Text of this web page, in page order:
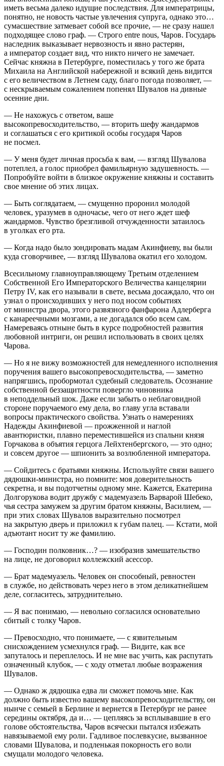
иметь весьма далеко идущие последствия. Для императрицы,
понятно, не новость частые увлечения супруга, однако это…
сумасшествие затмевает собой все прочие, — не сразу нашел
подходящее слово граф. — Строго entre nous, Чаров. Государь
наследник выказывает нервозность и явно растерян,
а император создает вид, что никто ничего не замечает.
Сейчас княжна в Петербурге, поместилась у того же брата
Михаила на Английской набережной и всякий день видится
с его величеством в Летнем саду, благо погода позволяет, —
с нескрываемым сожалением попенял Шувалов на дивные
осенние дни.
— Не нахожусь с ответом, ваше
высокопревосходительство, — вторить шефу жандармов
и соглашаться с его критикой особы государя Чаров
не посмел.
— У меня будет личная просьба к вам, — взгляд Шувалова
потеплел, а голос приобрел фамильярную задушевность. —
Попробуйте войти в близкое окружение княжны и составить
свое мнение об этих лицах.
— Быть соглядатаем, — смущенно проронил молодой
человек, уразумев в одночасье, чего от него ждет шеф
жандармов. Чувство брезгливой отчужденности затаилось
в уголках его рта.
— Когда надо было зондировать мадам Акинфиеву, вы были
куда сговорчивее, — взгляд Шувалова окатил его холодом.
Всесильному главноуправляющему Третьим отделением
Собственной Его Императорского Величества канцелярии
Петру IV, как его называли в свете, весьма досаждало, что он
узнал о происходивших у него под носом событиях
от министра двора, этого развязного фанфарона Адлерберга
с канареечными мозгами, а не догадался обо всем сам.
Намереваясь отныне быть в курсе подробностей развития
любовной интриги, он решил использовать в своих целях
Чарова.
— Но я не вижу возможностей для немедленного исполнения
поручения вашего высокопревосходительства, — заметно
напрягшись, пробормотал судебный следователь. Осознание
собственной беззащитности повергло чиновника
в неподдельный шок. Даже если забыть о неблаговидной
стороне поручаемого ему дела, во главу угла вставали
вопросы практического свойства. Узнать о намерениях
Надежды Акинфиевой — прожженной и наглой
авантюристки, плавно переместившейся из спальни князя
Горчакова в объятия герцога Лейхтенбергского, — это одно;
и совсем другое — шпионить за возлюбленной императора.
— Сойдитесь с братьями княжны. Используйте связи вашего
дядюшки-министра, но помните: моя доверительность
секретна, и вы подотчетны одному мне. Кажется, Екатерина
Долгорукова водит дружбу с мадемуазель Варварой Шебеко,
чья сестра замужем за другим братом княжны, Василием, —
при этих словах Шувалов выразительно посмотрел
на закрытую дверь и приложил к губам палец. — Кстати, мой
адъютант носит ту же фамилию.
— Господин полковник…? — изобразив замешательство
на лице, не договорил коллежский асессор.
— Брат мадемуазель. Человек он способный, ревностен
в службе, но действовать через него в этом деликатнейшем
деле, согласитесь, затруднительно.
— Я вас понимаю, — невольно согласился основательно
сбитый с толку Чаров.
— Превосходно, что понимаете, — с язвительным
снисхождением усмехнулся граф. — Видите, как все
запуталось и переплелось. И не мне вас учить, как распутать
означенный клубок, — с ходу отметал любые возражения
Шувалов.
— Однако ж дядюшка едва ли сможет помочь мне. Как
должно быть известно вашему высокопревосходительству, он
нынче с семьей в Берлине и вернется в Петербург не ранее
середины октября, да и… — цепляясь за всплывавшие в его
голове обстоятельства, Чаров всячески пытался избежать
навязываемой ему роли. Гадливое послевкусие, вызванное
словами Шувалова, и подленькая покорность его воли
смущали молодого человека.